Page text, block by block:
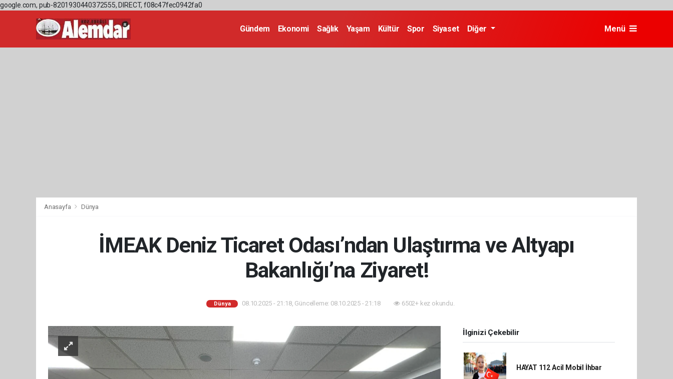
google.com, pub-8201930440372555, DIRECT, f08c47fec0942fa0
Gündem Ekonomi Sağlık Yaşam Kültür Spor Siyaset Diğer Menü
Anasayfa Dünya
İMEAK Deniz Ticaret Odası’ndan Ulaştırma ve Altyapı
Bakanlığı’na Ziyaret!
Dünya 08.10.2025 - 21:18, Güncelleme: 08.10.2025 - 21:18 6502+ kez okundu.
İlginizi Çekebilir
HAYAT 112 Acil Mobil İhbar